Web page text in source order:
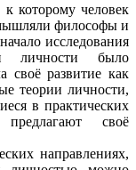
которому человек
философы и
исследования
личности было
своё развитие как
теории личности,
в практических
предлагают своё
направлениях,